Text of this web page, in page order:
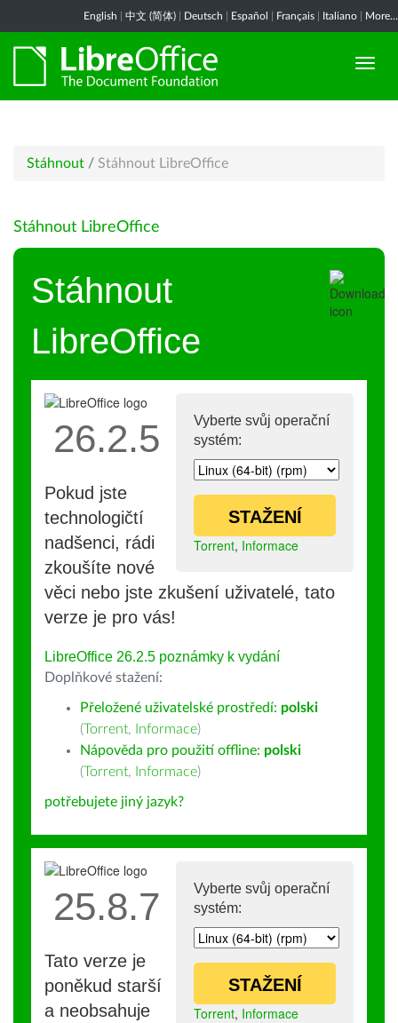
English 中文 (简体) Deutsch Español Français Italiano More...
Stáhnout / Stáhnout LibreOffice
Stáhnout LibreOffice
Stáhnout
LibreOffice
Vyberte svůj operační
systém:
STAŽENÍ
Torrent, Informace
26.2.5
Pokud jste
technologičtí
nadšenci, rádi
zkoušíte nové
věci nebo jste zkušení uživatelé, tato
verze je pro vás!
LibreOffice 26.2.5 poznámky k vydání
Doplňkové stažení:
Přeložené uživatelské prostředí: polski
(Torrent, Informace)
Nápověda pro použití offline: polski
(Torrent, Informace)
potřebujete jiný jazyk?
Vyberte svůj operační
systém:
STAŽENÍ
Torrent, Informace
25.8.7
Tato verze je
poněkud starší
a neobsahuje